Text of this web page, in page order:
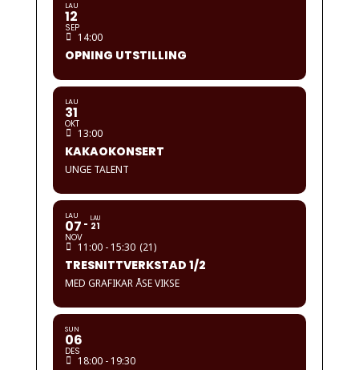
LAU
12
SEP
14:00
OPNING UTSTILLING
LAU
31
OKT
13:00
KAKAOKONSERT
UNGE TALENT
LAU
07
NOV
LAU
21
11:00 - 15:30 (21)
TRESNITTVERKSTAD 1/2
MED GRAFIKAR ÅSE VIKSE
SUN
06
DES
18:00 - 19:30